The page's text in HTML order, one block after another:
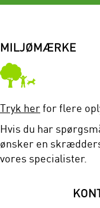
MILJØMÆRKE
Tryk herfor flere
Hvis du har
ønsker en
vores specialister.